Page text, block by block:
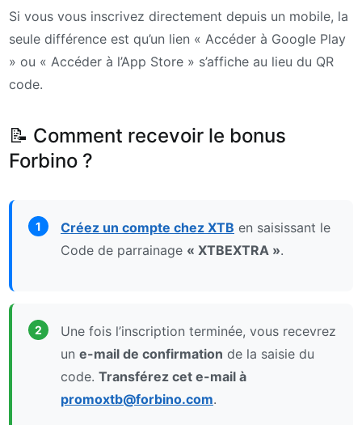
Si vous vous inscrivez directement depuis un mobile, la
seule différence est qu’un lien « Accéder à Google Play
» ou « Accéder à l’App Store » s’affiche au lieu du QR
code.
📝 Comment recevoir le bonus
Forbino ?
1 Créez un compte chez XTB en saisissant le
Code de parrainage « XTBEXTRA ».
2
Une fois l’inscription terminée, vous recevrez
un e-mail de confirmation de la saisie du
code. Transférez cet e-mail à
promoxtb@forbino.com.